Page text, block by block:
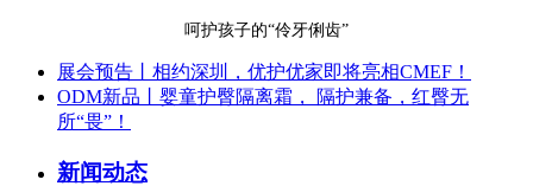
呵护孩子的“伶牙俐齿”
展会预告丨相约深圳，优护优家即将亮相CMEF！
ODM新品丨婴童护臀隔离霜， 隔护兼备，红臀无
所“畏”！
新闻动态